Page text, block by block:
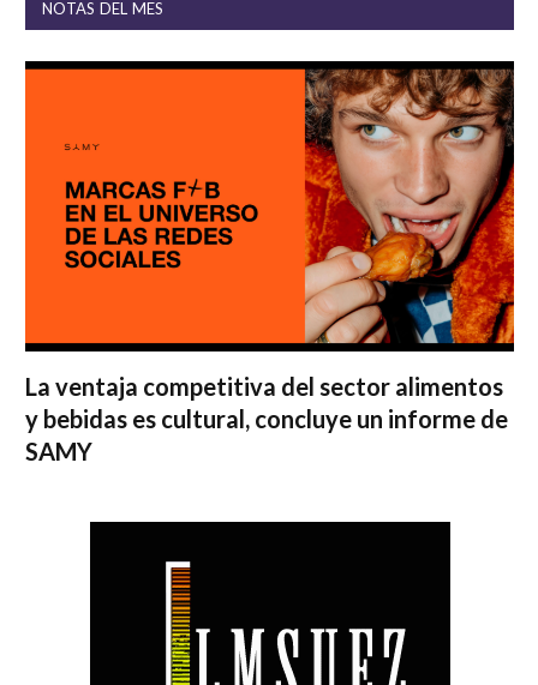
NOTAS DEL MES
La ventaja competitiva del sector alimentos
y bebidas es cultural, concluye un informe de
SAMY